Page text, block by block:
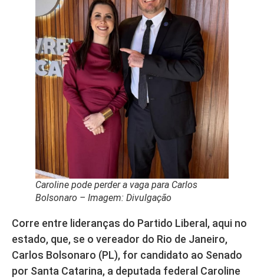
Caroline pode perder a vaga para Carlos
Bolsonaro – Imagem: Divulgação
Corre entre lideranças do Partido Liberal, aqui no
estado, que, se o vereador do Rio de Janeiro,
Carlos Bolsonaro (PL), for candidato ao Senado
por Santa Catarina, a deputada federal Caroline